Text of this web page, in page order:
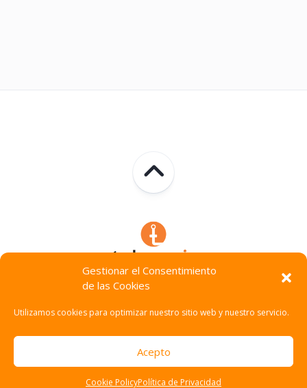
Gestionar el Consentimiento
de las Cookies
Utilizamos cookies para optimizar nuestro sitio web y nuestro servicio.
Acepto
Cookie PolicyPolítica de Privacidad
Technocracia © 2026. Todos Los Derechos Reservados.